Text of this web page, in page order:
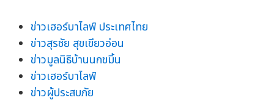
ข่าวเฮอร์บาไลฟ์ ประเทศไทย
ข่าวสุรชัย สุขเขียวอ่อน
ข่าวมูลนิธิบ้านนกขมิ้น
ข่าวเฮอร์บาไลฟ์
ข่าวผู้ประสบภัย